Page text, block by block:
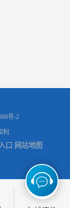
号-2
.
口 网站地图